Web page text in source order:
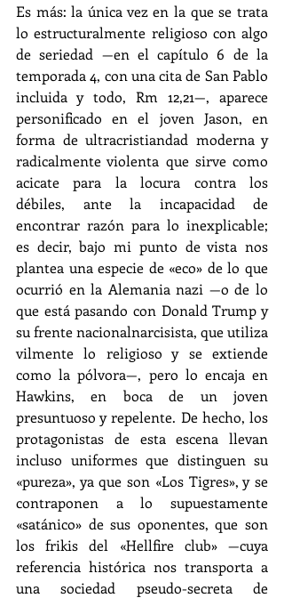
Es más: la única vez en la que se trata
lo estructuralmente religioso con algo
de seriedad —en el capítulo 6 de la
temporada 4, con una cita de San Pablo
incluida y todo, Rm 12,21—, aparece
personificado en el joven Jason, en
forma de ultracristiandad moderna y
radicalmente violenta que sirve como
acicate para la locura contra los
débiles, ante la incapacidad de
encontrar razón para lo inexplicable;
es decir, bajo mi punto de vista nos
plantea una especie de «eco» de lo que
ocurrió en la Alemania nazi —o de lo
que está pasando con Donald Trump y
su frente nacionalnarcisista, que utiliza
vilmente lo religioso y se extiende
como la pólvora—, pero lo encaja en
Hawkins, en boca de un joven
presuntuoso y repelente. De hecho, los
protagonistas de esta escena llevan
incluso uniformes que distinguen su
«pureza», ya que son «Los Tigres», y se
contraponen a lo supuestamente
«satánico» de sus oponentes, que son
los frikis del «Hellfire club» —cuya
referencia histórica nos transporta a
una sociedad pseudo-secreta de